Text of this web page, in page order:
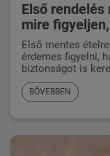
Első
mire
Első mentes
érdemes figyelni,
biztonságot is
BŐVEBBEN